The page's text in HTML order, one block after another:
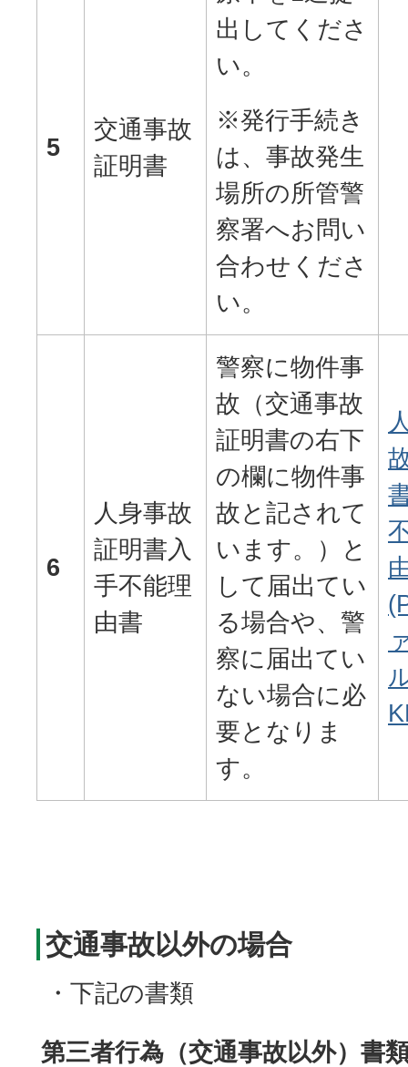
5
交通事故
証明書
出してくださ
い。
※発行手続き
は、事故発生
場所の所管警
察署へお問い
合わせくださ
い。
6
人身事故
証明書入
手不能理
由書
警察に物件事
故（交通事故
証明書の右下
の欄に物件事
故と記されて
います。）と
して届出てい
る場合や、警
察に届出てい
ない場合に必
要となりま
す。
交通事故以外の場合
・下記の書類
第三者行為（交通事故以外）書